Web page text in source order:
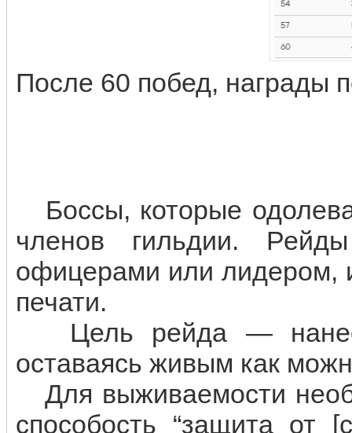
После 60 побед, награды
Боссы, которые
членов гильдии.
офицерами или лидером,
печати.
Цель рейда —
оставаясь живым как
Для выживаемости
способость “защита от